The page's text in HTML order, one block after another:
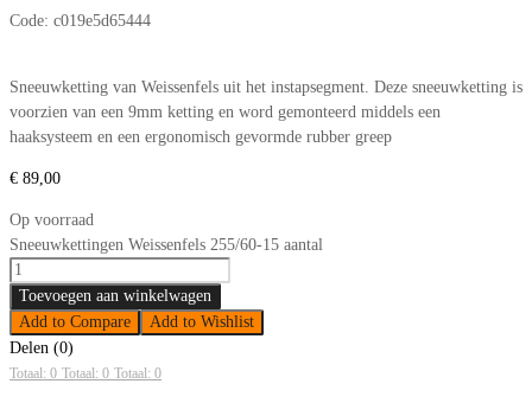
Code: c019e5d65444
Sneeuwketting van Weissenfels uit het instapsegment. Deze sneeuwketting is
voorzien van een 9mm ketting en word gemonteerd middels een
haaksysteem en een ergonomisch gevormde rubber greep
€ 89,00
Op voorraad
Sneeuwkettingen Weissenfels 255/60-15 aantal
Toevoegen aan winkelwagen
Add to Compare
Add to Wishlist
Delen (0)
Totaal: 0 Totaal: 0 Totaal: 0